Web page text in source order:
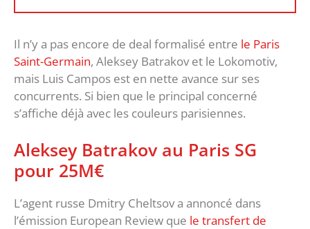
Il n’y a pas encore de deal formalisé entre le Paris
Saint-Germain, Aleksey Batrakov et le Lokomotiv,
mais Luis Campos est en nette avance sur ses
concurrents. Si bien que le principal concerné
s’affiche déjà avec les couleurs parisiennes.
Aleksey Batrakov au Paris SG
pour 25M€
L’agent russe Dmitry Cheltsov a annoncé dans
l’émission European Review que le transfert de